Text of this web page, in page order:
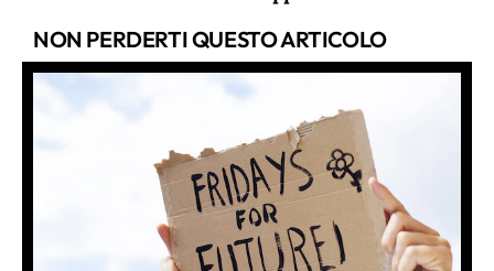
NON PERDERTI QUESTO ARTICOLO